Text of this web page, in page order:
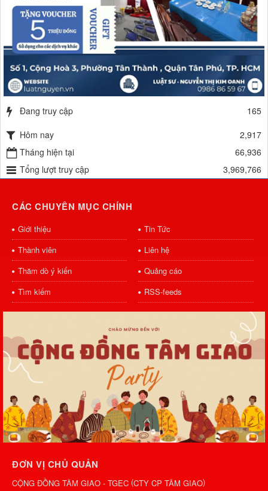
Đang truy cập
165
Hôm nay
2,917
Tháng hiện tại
66,936
Tổng lượt truy cập
3,969,766
CÁC CHUYÊN MỤC CHÍNH
Giới thiệu
Tin Tức
Thành viên
Liên hệ
Thăm dò ý kiến
Quảng cáo
Tìm kiếm
RSS-feeds
ĐƠN VỊ CHỦ QUẢN
CỘNG ĐỒNG TÂM GIAO - TGEC (CTY CP TÂM GIAO)